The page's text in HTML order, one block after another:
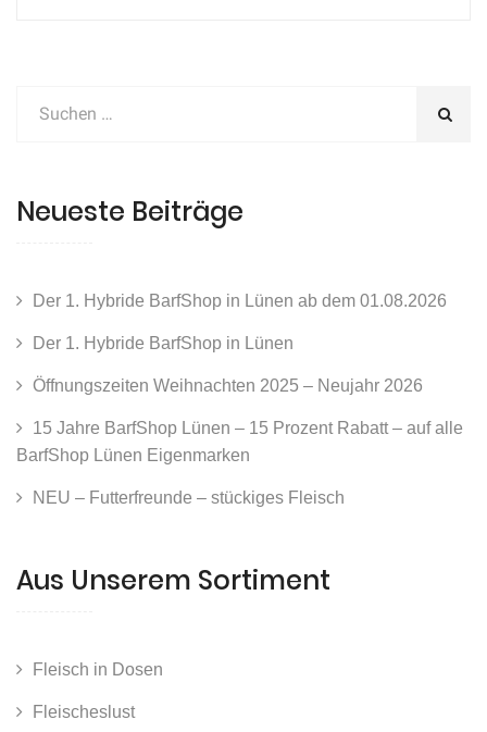
Neueste Beiträge
Der 1. Hybride BarfShop in Lünen ab dem 01.08.2026
Der 1. Hybride BarfShop in Lünen
Öffnungszeiten Weihnachten 2025 – Neujahr 2026
15 Jahre BarfShop Lünen – 15 Prozent Rabatt – auf alle
BarfShop Lünen Eigenmarken
NEU – Futterfreunde – stückiges Fleisch
Aus Unserem Sortiment
Fleisch in Dosen
Fleischeslust